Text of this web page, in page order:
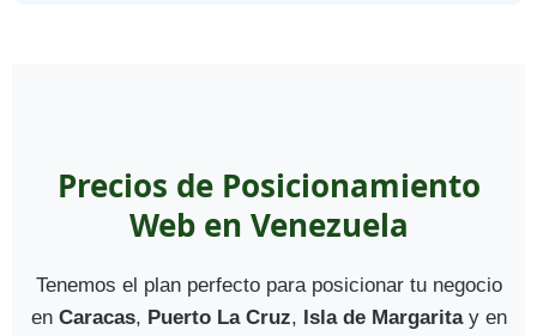
Precios de Posicionamiento
Web en Venezuela
Tenemos el plan perfecto para posicionar tu negocio
en Caracas, Puerto La Cruz, Isla de Margaritay en